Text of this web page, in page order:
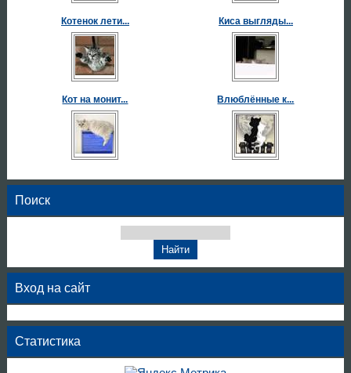
Котенок лети... Киса выгляды...
Кот на монит... Влюблённые к...
Поиск
Вход на сайт
Статистика